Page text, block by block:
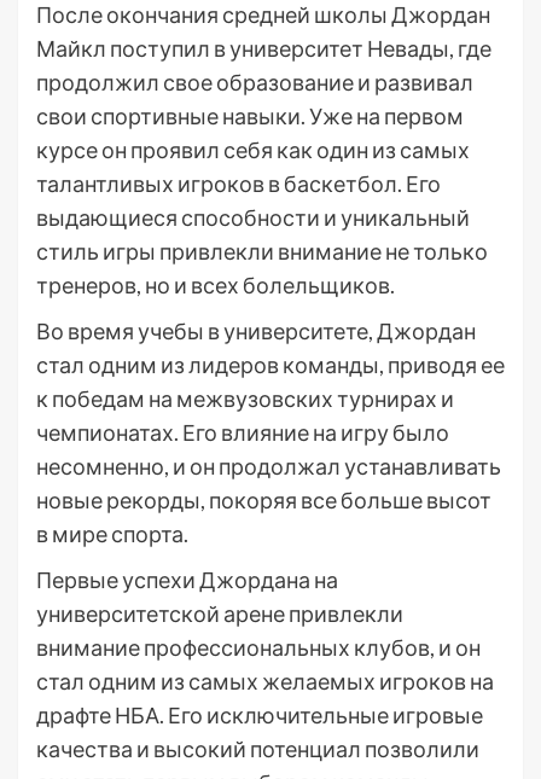
После окончания средней школы Джордан
Майкл поступил в университет Невады, где
продолжил свое образование и развивал
свои спортивные навыки. Уже на первом
курсе он проявил себя как один из самых
талантливых игроков в баскетбол. Его
выдающиеся способности и уникальный
стиль игры привлекли внимание не только
тренеров, но и всех болельщиков.
Во время учебы в университете, Джордан
стал одним из лидеров команды, приводя ее
к победам на межвузовских турнирах и
чемпионатах. Его влияние на игру было
несомненно, и он продолжал устанавливать
новые рекорды, покоряя все больше высот
в мире спорта.
Первые успехи Джордана на
университетской арене привлекли
внимание профессиональных клубов, и он
стал одним из самых желаемых игроков на
драфте НБА. Его исключительные игровые
качества и высокий потенциал позволили